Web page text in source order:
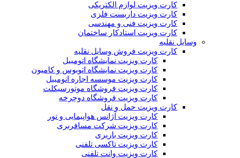
کارت ویزیت لوازم الکتریکی
کارت ویزیت داربست فلزی
کارت ویزیت فنی و مهندسی
کارت ویزیت استادکار ساختمان
وسایل نقلیه
کارت ویزیت فروش وسایل نقلیه
کارت ویزیت نمایشگاه اتومبیل
کارت ویزیت نمایشگاه اتوبوس و کامیون
کارت ویزیت موسسه اجاره اتومبیل
کارت ویزیت فروشگاه موتورسیکلت
کارت ویزیت فروشگاه دوچرخه
کارت ویزیت حمل و نقل
کارت ویزیت آژانس هواپیمایی و تور
کارت ویزیت شرکت مسافربری
کارت ویزیت باربری
کارت ویزیت تاکسی تلفنی
کارت ویزیت وانت تلفنی